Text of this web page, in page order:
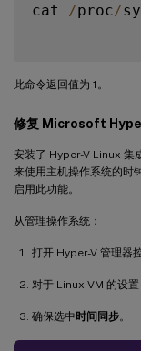
cat /proc/
此命令返回值为 1。
修复 Microsoft
安装了 Hyper-V Linux 集
来使用主机操作系统的时
启用此功能。
从管理操作系统：
打开 Hyper-V 管理器
对于 Linux VM 的设
确保选中时间同步。